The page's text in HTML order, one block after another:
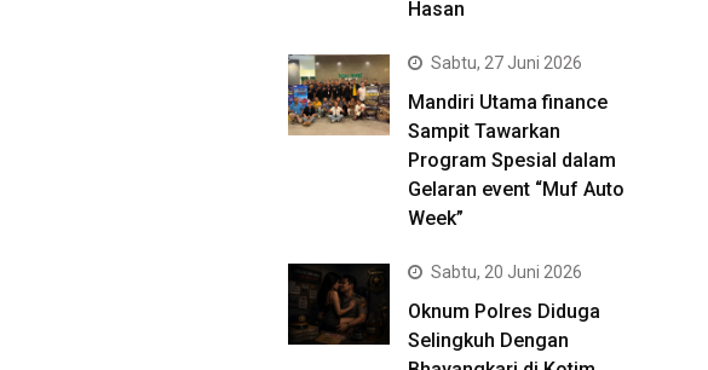
Hasan
Sabtu, 27 Juni 2026
Mandiri Utama finance
Sampit Tawarkan
Program Spesial dalam
Gelaran event “Muf Auto
Week”
Sabtu, 20 Juni 2026
Oknum Polres Diduga
Selingkuh Dengan